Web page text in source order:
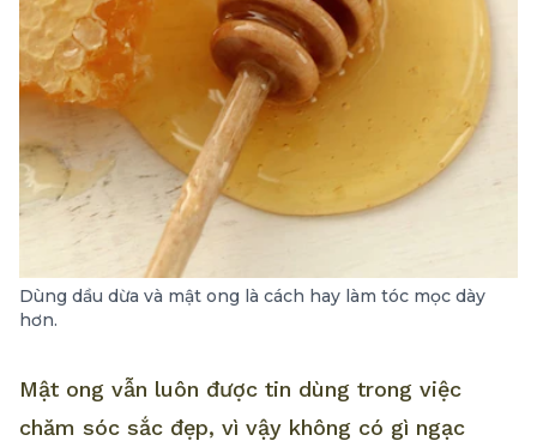
Dùng dầu dừa và mật ong là cách hay làm tóc mọc dày
hơn.
Mật ong vẫn luôn được tin dùng trong việc
chăm sóc sắc đẹp, vì vậy không có gì ngạc